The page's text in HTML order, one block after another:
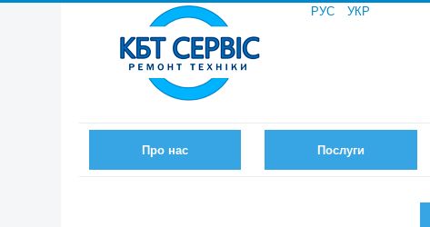
РУС УКР
Про нас Послуги